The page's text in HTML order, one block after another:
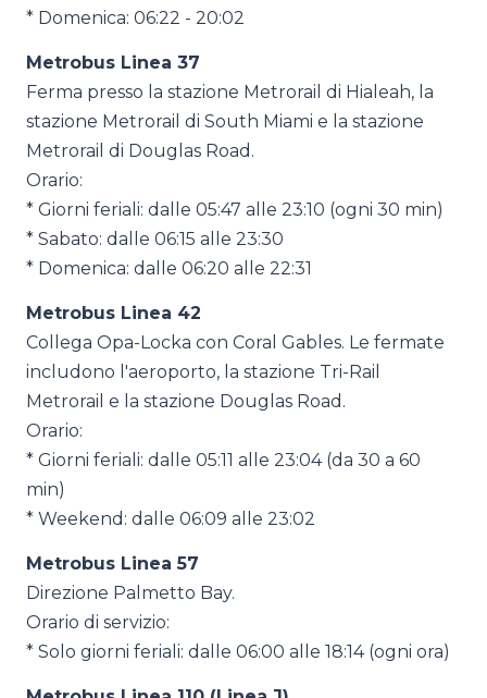
* Domenica: 06:22 - 20:02
Metrobus Linea 37
Ferma presso la stazione Metrorail di Hialeah, la
stazione Metrorail di South Miami e la stazione
Metrorail di Douglas Road.
Orario:
* Giorni feriali: dalle 05:47 alle 23:10 (ogni 30 min)
* Sabato: dalle 06:15 alle 23:30
* Domenica: dalle 06:20 alle 22:31
Metrobus Linea 42
Collega Opa-Locka con Coral Gables. Le fermate
includono l'aeroporto, la stazione Tri-Rail
Metrorail e la stazione Douglas Road.
Orario:
* Giorni feriali: dalle 05:11 alle 23:04 (da 30 a 60
min)
* Weekend: dalle 06:09 alle 23:02
Metrobus Linea 57
Direzione Palmetto Bay.
Orario di servizio:
* Solo giorni feriali: dalle 06:00 alle 18:14 (ogni ora)